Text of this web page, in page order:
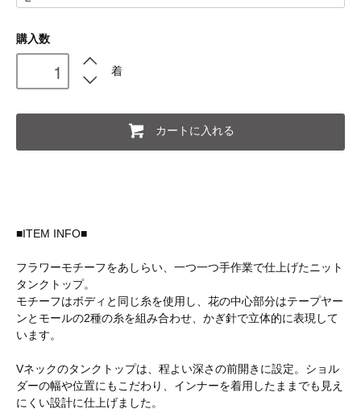
購入数
着
カートに入れる
■ITEM INFO■
フラワーモチーフをあしらい、一つ一つ手作業で仕上げたニット
タンクトップ。
モチーフはボディと同じ糸を使用し、花の中心部分はテープヤー
ンとモールの2種の糸を組み合わせ、かぎ針で立体的に表現して
います。
Vネックのタンクトップは、程よい深さの前開きに設定。ショル
ダーの幅や位置にもこだわり、インナーを着用したままでも見え
にくい設計に仕上げました。